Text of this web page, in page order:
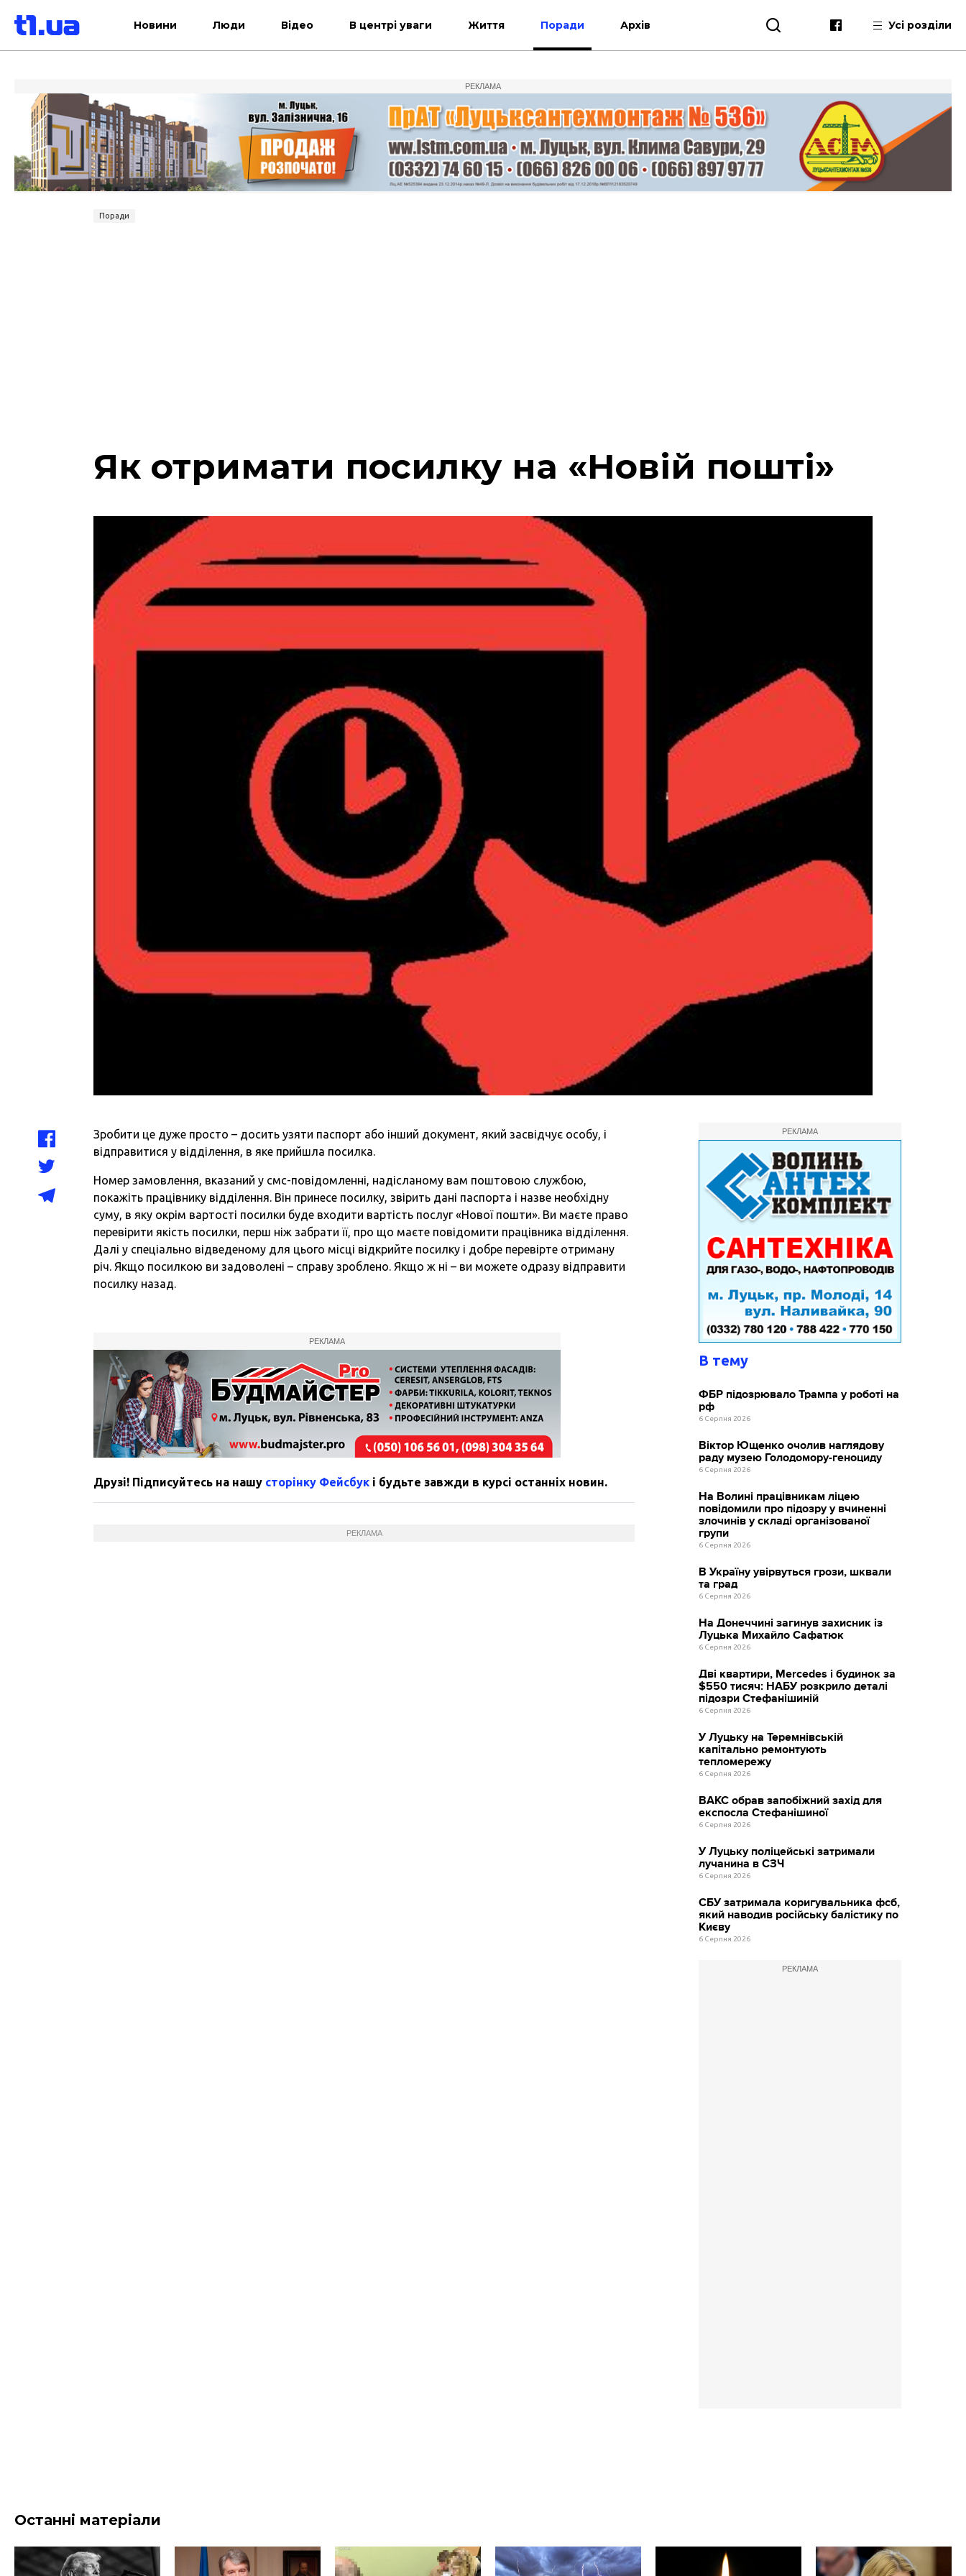
Новини Люди Відео В центрі уваги Життя Поради Архів Усі розділи
РЕКЛАМА
Поради
Як отримати посилку на «Новій пошті»
Зробити це дуже просто – досить узяти паспорт або інший документ, який засвідчує особу, і
відправитися у відділення, в яке прийшла посилка.
Номер замовлення, вказаний у смс-повідомленні, надісланому вам поштовою службою,
покажіть працівнику відділення. Він принесе посилку, звірить дані паспорта і назве необхідну
суму, в яку окрім вартості посилки буде входити вартість послуг «Нової пошти». Ви маєте право
перевірити якість посилки, перш ніж забрати її, про що маєте повідомити працівника відділення.
Далі у спеціально відведеному для цього місці відкрийте посилку і добре перевірте отриману
річ. Якщо посилкою ви задоволені – справу зроблено. Якщо ж ні – ви можете одразу відправити
посилку назад.
РЕКЛАМА
Друзі! Підписуйтесь на нашу сторінку Фейсбук і будьте завжди в курсі останніх новин.
РЕКЛАМА
РЕКЛАМА
В тему
ФБР підозрювало Трампа у роботі на
рф
6 Серпня 2026
Віктор Ющенко очолив наглядову
раду музею Голодомору-геноциду
6 Серпня 2026
На Волині працівникам ліцею
повідомили про підозру у вчиненні
злочинів у складі організованої
групи
6 Серпня 2026
В Україну увірвуться грози, шквали
та град
6 Серпня 2026
На Донеччині загинув захисник із
Луцька Михайло Сафатюк
6 Серпня 2026
Дві квартири, Mercedes і будинок за
$550 тисяч: НАБУ розкрило деталі
підозри Стефанішиній
6 Серпня 2026
У Луцьку на Теремнівській
капітально ремонтують
тепломережу
6 Серпня 2026
ВАКС обрав запобіжний захід для
експосла Стефанішиної
6 Серпня 2026
У Луцьку поліцейські затримали
лучанина в СЗЧ
6 Серпня 2026
СБУ затримала коригувальника фсб,
який наводив російську балістику по
Києву
6 Серпня 2026
РЕКЛАМА
Останні матеріали